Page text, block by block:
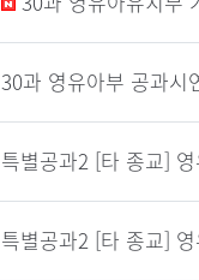
30과 영유아부 공과시
특별공과2 [타 종교]
특별공과2 [타 종교]